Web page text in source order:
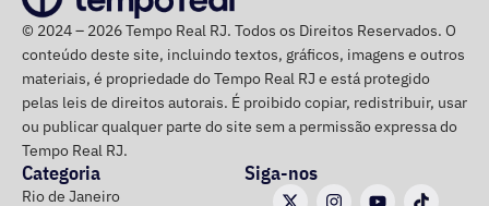
No julgamento definitivo, o município pretende obter a
remoção permanente dos conteúdos considerados
ilícitos, a desativação das contas comprovadamente
falsas ou utilizadas continuamente para ilegalidades e a
exclusão de cópias idênticas das publicações.
A ação também busca obrigar os responsáveis a publicar
© 2024 – 2026 Tempo Real RJ. Todos os Direitos Reservados. O
conteúdo deste site, incluindo textos, gráficos, imagens e outros
materiais, é propriedade do Tempo Real RJ e está protegido
pelas leis de direitos autorais. É proibido copiar, redistribuir, usar
ou publicar qualquer parte do site sem a permissão expressa do
Tempo Real RJ.
Categoria
Rio de Janeiro
Siga-nos